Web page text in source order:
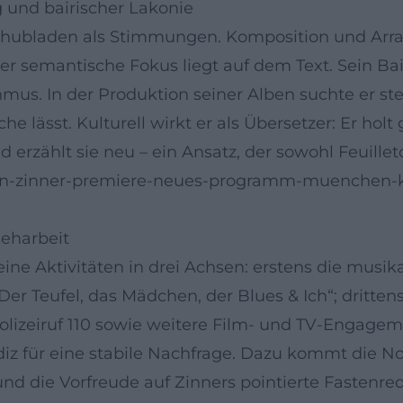
und bairischer Lakonie
als Stimmungen. Komposition und
semantische Fokus liegt auf dem Text. Sein
In der Produktion seiner Alben suchte er
lässt. Kulturell wirkt er als Übersetzer: Er holt
erzählt sie neu – ein Ansatz, der sowohl
zinner-premiere-neues-programm-muenchen-
Aktivitäten in drei Achsen: erstens die
Teufel, das Mädchen, der Blues & Ich“;
110 sowie weitere Film- und TV-
für eine stabile Nachfrage. Dazu kommt die
die Vorfreude auf Zinners pointierte